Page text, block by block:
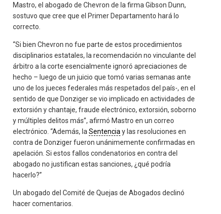
Mastro, el abogado de Chevron de la firma Gibson Dunn,
sostuvo que cree que el Primer Departamento hará lo
correcto.
“Si bien Chevron no fue parte de estos procedimientos
disciplinarios estatales, la recomendación no vinculante del
árbitro a la corte esencialmente ignoró apreciaciones de
hecho – luego de un juicio que tomó varias semanas ante
uno de los jueces federales más respetados del país-, en el
sentido de que Donziger se vio implicado en actividades de
extorsión y chantaje, fraude electrónico, extorsión, soborno
y múltiples delitos más”, afirmó Mastro en un correo
electrónico. “Además, laSentencia y las resoluciones en
contra de Donziger fueron unánimemente confirmadas en
apelación. Si estos fallos condenatorios en contra del
abogado no justifican estas sanciones, ¿qué podría
hacerlo?”
Un abogado del Comité de Quejas de Abogados declinó
hacer comentarios.